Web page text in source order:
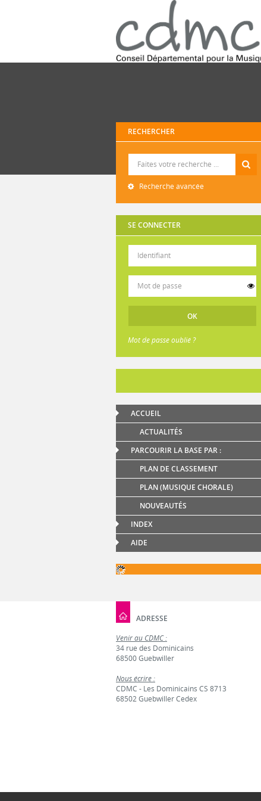
RECHERCHER
Recherche avancée
SE CONNECTER
Mot de passe oublié ?
ACCUEIL
ACTUALITÉS
PARCOURIR LA BASE PAR :
PLAN DE CLASSEMENT
PLAN (MUSIQUE CHORALE)
NOUVEAUTÉS
INDEX
AIDE
ADRESSE
Venir au CDMC :
34 rue des Dominicains
68500 Guebwiller
Nous écrire :
CDMC - Les Dominicains CS 8713
68502 Guebwiller Cedex